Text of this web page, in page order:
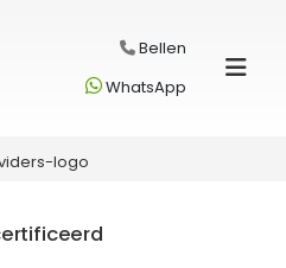
Bellen
WhatsApp